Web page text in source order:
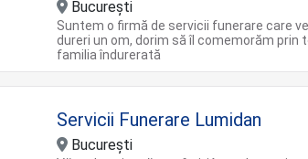
Bucureşti
Suntem o firmă de servicii funerare care
dureri un om, dorim să îl comemorăm
familia îndurerată
Servicii Funerare Lumidan
București